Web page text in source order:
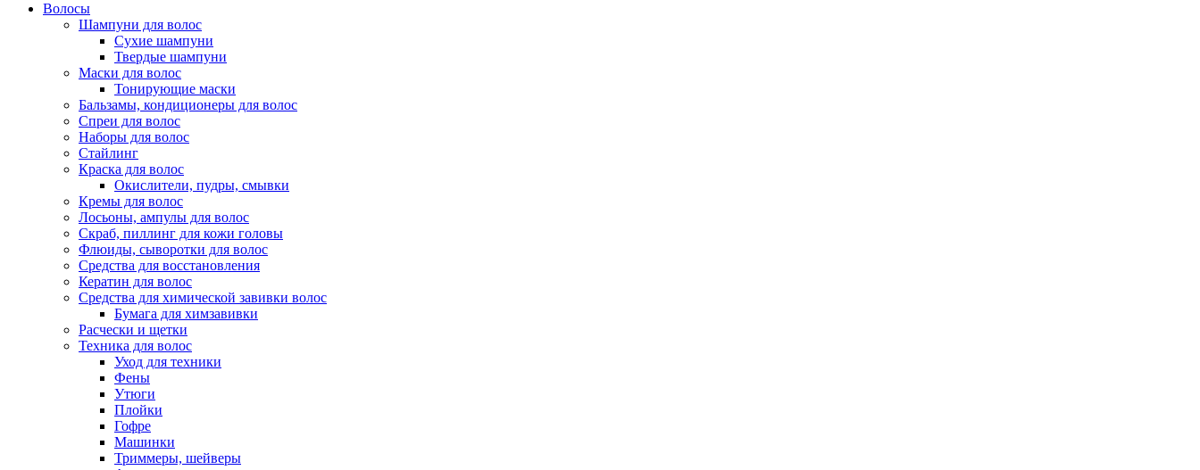
Волосы
Шампуни для волос
Сухие шампуни
Твердые шампуни
Маски для волос
Тонирующие маски
Бальзамы, кондиционеры для волос
Cпреи для волос
Наборы для волос
Стайлинг
Краска для волос
Окислители, пудры, смывки
Кремы для волос
Лосьоны, ампулы для волос
Скраб, пиллинг для кожи головы
Флюиды, сыворотки для волос
Средства для восстановления
Кератин для волос
Средства для химической завивки волос
Бумага для химзавивки
Расчески и щетки
Техника для волос
Уход для техники
Фены
Утюги
Плойки
Гофре
Машинки
Триммеры, шейверы